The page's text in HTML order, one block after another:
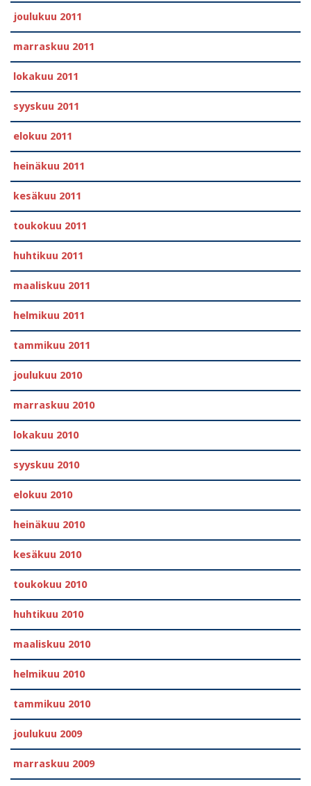
joulukuu 2011
marraskuu 2011
lokakuu 2011
syyskuu 2011
elokuu 2011
heinäkuu 2011
kesäkuu 2011
toukokuu 2011
huhtikuu 2011
maaliskuu 2011
helmikuu 2011
tammikuu 2011
joulukuu 2010
marraskuu 2010
lokakuu 2010
syyskuu 2010
elokuu 2010
heinäkuu 2010
kesäkuu 2010
toukokuu 2010
huhtikuu 2010
maaliskuu 2010
helmikuu 2010
tammikuu 2010
joulukuu 2009
marraskuu 2009